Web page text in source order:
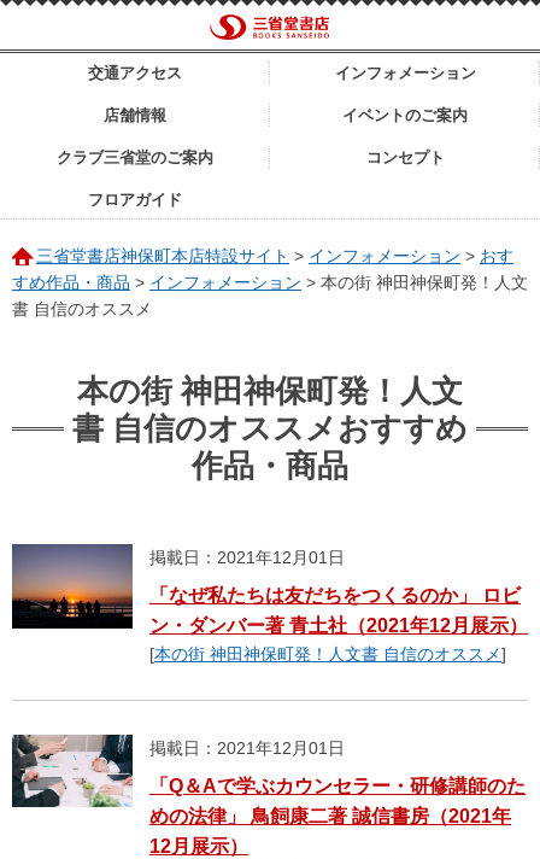
交通アクセス インフォメーション
店舗情報 イベントのご案内
クラブ三省堂のご案内 コンセプト
フロアガイド
三省堂書店神保町本店特設サイト > インフォメーション > おす
すめ作品・商品 > インフォメーション > 本の街 神田神保町発！人文
書 自信のオススメ
本の街 神田神保町発！人文
書 自信のオススメおすすめ
作品・商品
掲載日：2021年12月01日
「なぜ私たちは友だちをつくるのか」 ロビ
ン・ダンバー著 青土社（2021年12月展示）
[本の街 神田神保町発！人文書 自信のオススメ]
掲載日：2021年12月01日
「Q＆Aで学ぶカウンセラー・研修講師のた
めの法律」 鳥飼康二著 誠信書房（2021年
12月展示）